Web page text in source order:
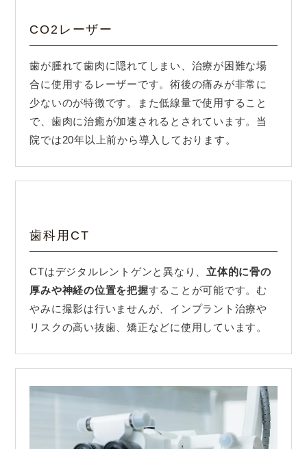
CO2レーザー
歯が腫れて歯肉に隠れてしまい、治療が困難な場
合に使用するレーザーです。術後の痛みが非常に
少ないのが特徴です。また低線量で使用すること
で、歯肉に治癒が加速されるとされています。当
院では20年以上前から導入しております。
歯科用CT
CTはデジタルレントゲンと異なり、 立体的に骨の
厚みや神経の位置を把握することが可能です。む
やみに撮影は行いませんが、インプラント治療や
リスクの高い抜歯、矯正などに使用しています。